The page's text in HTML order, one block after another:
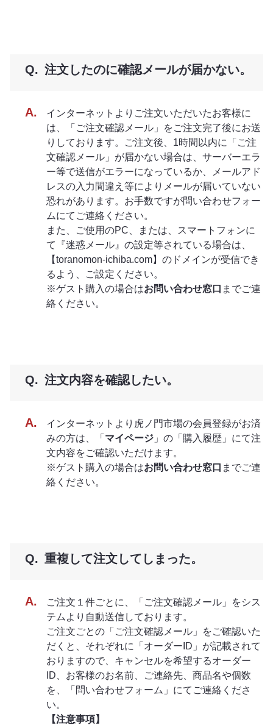
注文したのに確認メールが届かない。
インターネットよりご注文いただいたお客様に
は、「ご注文確認メール」をご注文完了後にお送
りしております。ご注文後、1時間以内に「ご注
文確認メール」が届かない場合は、サーバーエラ
ー等で送信がエラーになっているか、メールアド
レスの入力間違え等によりメールが届いていない
恐れがあります。お手数ですが問い合わせフォー
ムにてご連絡ください。
また、ご使用のPC、または、スマートフォンに
て『迷惑メール』の設定等されている場合は、
【toranomon-ichiba.com】のドメインが受信でき
るよう、ご設定ください。
※ゲスト購入の場合はお問い合わせ窓口 までご連
絡ください。
注文内容を確認したい。
インターネットより虎ノ門市場の会員登録がお済
みの方は、「 マイページ 」の「購入履歴」にて注
文内容をご確認いただけます。
※ゲスト購入の場合はお問い合わせ窓口 までご連
絡ください。
重複して注文してしまった。
ご注文１件ごとに、「ご注文確認メール」をシス
テムより自動送信しております。
ご注文ごとの「ご注文確認メール」をご確認いた
だくと、それぞれに「オーダーID」が記載されて
おりますので、キャンセルを希望するオーダー
ID、お客様のお名前、ご連絡先、商品名や個数
を、「問い合わせフォーム」にてご連絡くださ
い。
【注意事項】